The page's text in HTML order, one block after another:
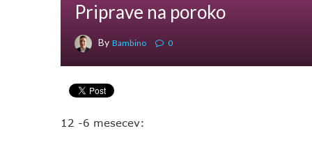
Priprave na poroko
By Bambino 0
12 -6 mesecev: